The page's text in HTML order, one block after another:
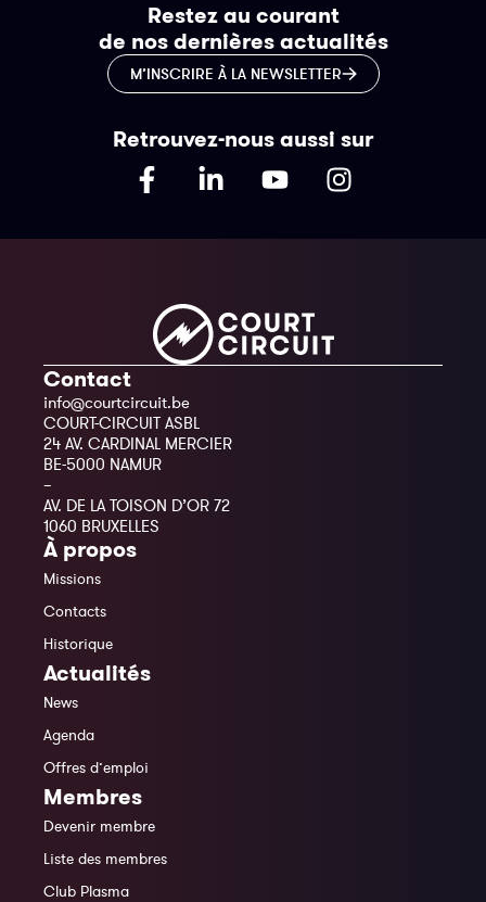
Restez au courant
de nos dernières actualités
M’INSCRIRE À LA NEWSLETTER
Retrouvez-nous aussi sur
Contact
info@courtcircuit.be
COURT-CIRCUIT ASBL
24 AV. CARDINAL MERCIER
BE-5000 NAMUR
–
AV. DE LA TOISON D’OR 72
1060 BRUXELLES
À propos
Missions
Contacts
Historique
Actualités
News
Agenda
Offres d’emploi
Membres
Devenir membre
Liste des membres
Club Plasma